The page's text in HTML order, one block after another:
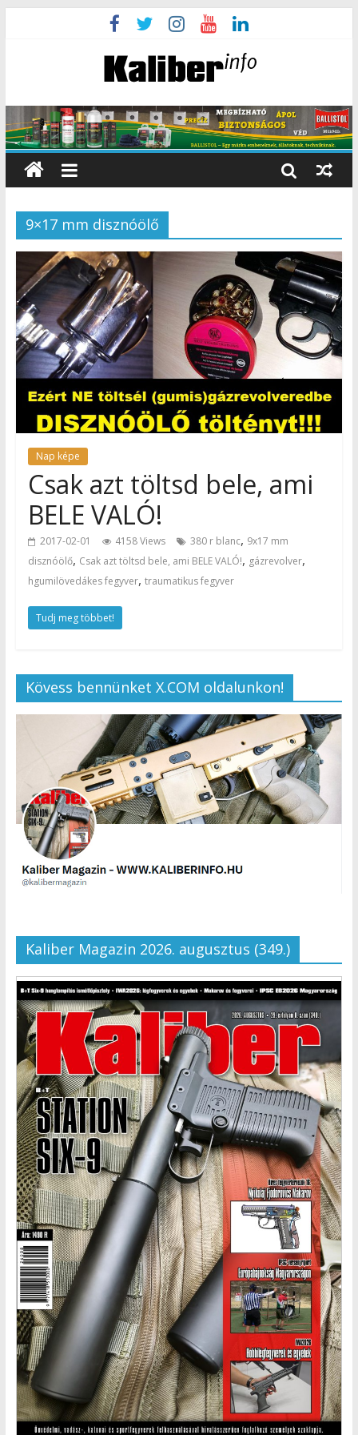
9×17 mm disznóölő
Nap képe
Csak azt töltsd bele, ami
BELE VALÓ!
2017-02-01 4158 Views 380 r blanc, 9x17 mm
disznóölő, Csak azt töltsd bele, ami BELE VALÓ!, gázrevolver,
hgumilövedákes fegyver, traumatikus fegyver
Tudj meg többet!
Kövess bennünket X.COM oldalunkon!
Kaliber Magazin 2026. augusztus (349.)